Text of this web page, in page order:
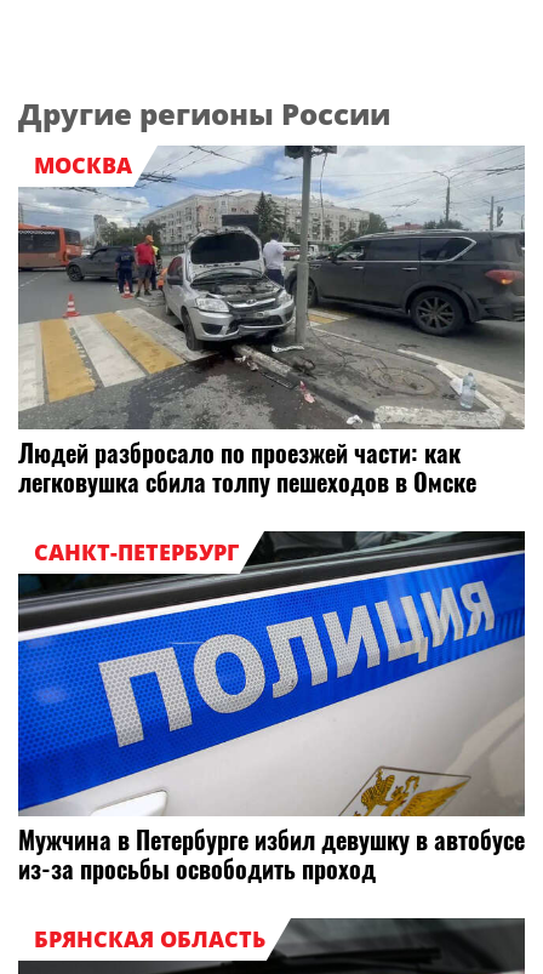
Другие регионы России
МОСКВА
Людей разбросало по проезжей части: как
легковушка сбила толпу пешеходов в Омске
САНКТ-ПЕТЕРБУРГ
Мужчина в Петербурге избил девушку в автобусе
из-за просьбы освободить проход
БРЯНСКАЯ ОБЛАСТЬ